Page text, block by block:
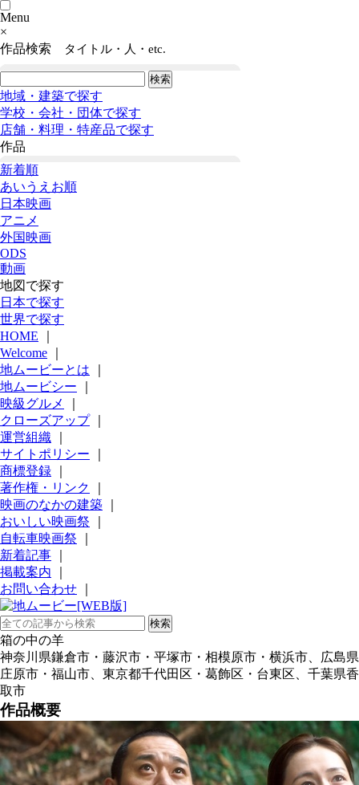
Menu
×
作品検索
タイトル・人・etc.
地域・建築で探す
学校・会社・団体で探す
店舗・料理・特産品で探す
作品
新着順
あいうえお順
日本映画
アニメ
外国映画
ODS
動画
地図で探す
日本で探す
世界で探す
HOME
Welcome
地ムービーとは
地ムービシー
映級グルメ
クローズアップ｜
運営組織
サイトポリシー
商標登録
著作権・リンク
映画のなかの建築
おいしい映画祭
自転車映画祭
新着記事
掲載案内
お問い合わせ
箱の中の羊
神奈川県鎌倉市・藤沢市・平塚市・相模原市・横浜市、広島県
庄原市・福山市、東京都千代田区・葛飾区・台東区、千葉県香
取市
作品概要